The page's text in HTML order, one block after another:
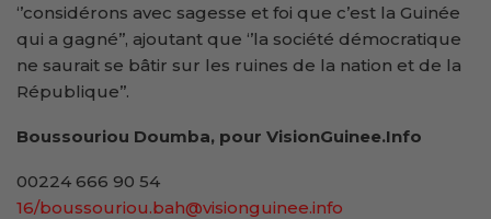
‘’considérons avec sagesse et foi que c’est la Guinée
qui a gagné’’, ajoutant que ‘’la société démocratique
ne saurait se bâtir sur les ruines de la nation et de la
République’’.
Boussouriou Doumba, pour VisionGuinee.Info
00224 666 90 54
16/boussouriou.bah@visionguinee.info